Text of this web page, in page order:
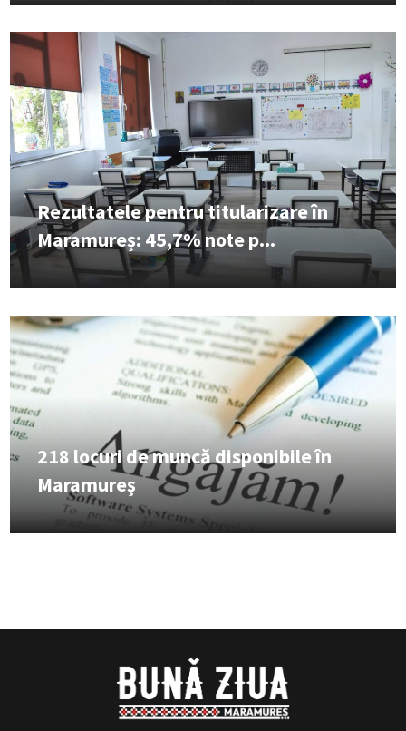
Rezultatele pentru titularizare în
Maramureș: 45,7% note p...
218 locuri de muncă disponibile în
Maramureș